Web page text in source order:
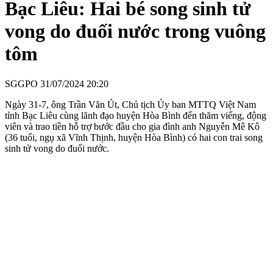
Bạc Liêu: Hai bé song sinh tử
vong do đuối nước trong vuông
tôm
SGGPO 31/07/2024 20:20
Ngày 31-7, ông Trần Văn Út, Chủ tịch Ủy ban MTTQ Việt Nam
tỉnh Bạc Liêu cùng lãnh đạo huyện Hòa Bình đến thăm viếng, động
viên và trao tiền hỗ trợ bước đầu cho gia đình anh Nguyễn Mê Kô
(36 tuổi, ngụ xã Vĩnh Thịnh, huyện Hòa Bình) có hai con trai song
sinh tử vong do đuối nước.